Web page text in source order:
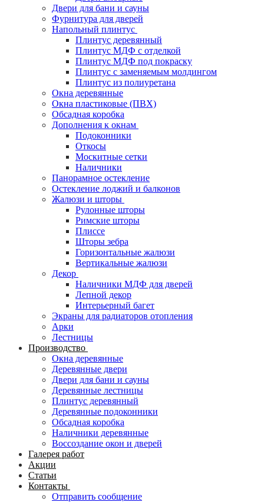
Двери для бани и сауны
Фурнитура для дверей
Напольный плинтус
Плинтус деревянный
Плинтус МДФ с отделкой
Плинтус МДФ под покраску
Плинтус с заменяемым молдингом
Плинтус из полиуретана
Окна деревянные
Окна пластиковые (ПВХ)
Обсадная коробка
Дополнения к окнам
Подоконники
Откосы
Москитные сетки
Наличники
Панорамное остекление
Остекление лоджий и балконов
Жалюзи и шторы
Рулонные шторы
Римские шторы
Плиссе
Шторы зебра
Горизонтальные жалюзи
Вертикальные жалюзи
Декор
Наличники МДФ для дверей
Лепной декор
Интерьерный багет
Экраны для радиаторов отопления
Арки
Лестницы
Производство
Окна деревянные
Деревянные двери
Двери для бани и сауны
Деревянные лестницы
Плинтус деревянный
Деревянные подоконники
Обсадная коробка
Наличники деревянные
Воссоздание окон и дверей
Галерея работ
Акции
Статьи
Контакты
Отправить сообщение